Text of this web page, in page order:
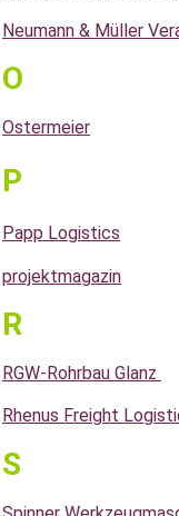
Neumann & Müller
O
Ostermeier
P
Papp Logistics
projektmagazin
R
RGW-Rohrbau Glanz
Rhenus Freight
S